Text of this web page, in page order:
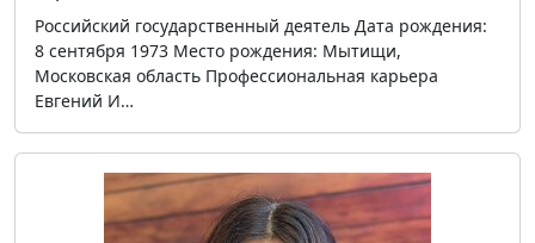
Российский государственный деятель Дата рождения:
8 сентября 1973 Место рождения: Мытищи,
Московская область Профессиональная карьера
Евгений И…